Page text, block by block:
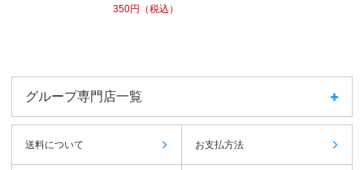
350円（税込）
グループ専門店一覧
送料について お支払方法